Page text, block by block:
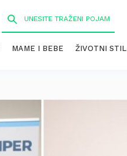
MAME I BEBE ŽIVOTNI STIL